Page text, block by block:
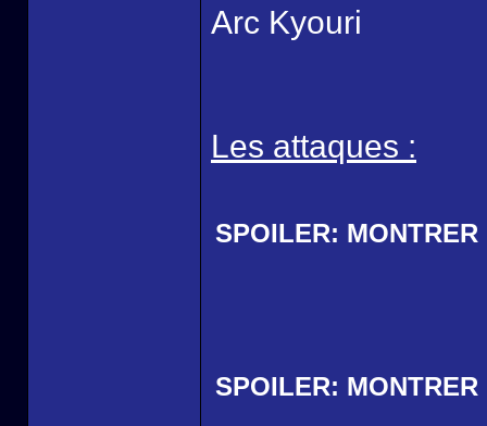
Arc Kyouri
Les attaques :
SPOILER: MONTRER
SPOILER: MONTRER